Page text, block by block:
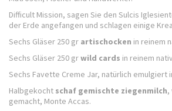
Difficult Mission, sagen Sie den Sulcis
der Erde angefangen und schlagen einige
Sechs Gläser 250 gr artischocken in reinem
Sechs Gläser 250 grwild cards in reinem
Sechs Favette Creme Jar, natürlich emulgiert
Halbgekocht schaf gemischte ziegenmilch,
gemacht, Monte Accas.